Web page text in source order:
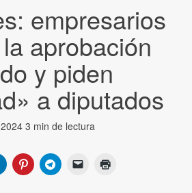
empresarios
aprobación
y piden
a diputados
3 min de lectura